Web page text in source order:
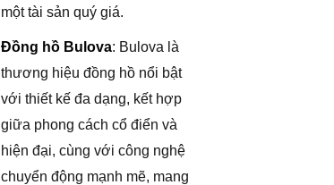
một tài sản quý giá.
Đồng hồ Bulova: Bulova là
thương hiệu đồng hồ nổi bật
với thiết kế đa dạng, kết hợp
giữa phong cách cổ điển và
hiện đại, cùng với công nghệ
chuyển động mạnh mẽ, mang